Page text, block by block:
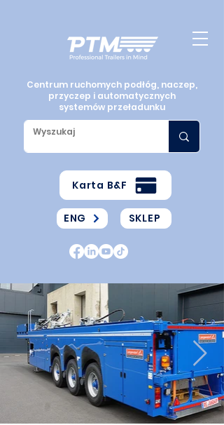
Centrum ruchomych podłóg, naczep,
przyczep i automatycznych
systemów przeładunku
Karta B&F
ENG SKLEP